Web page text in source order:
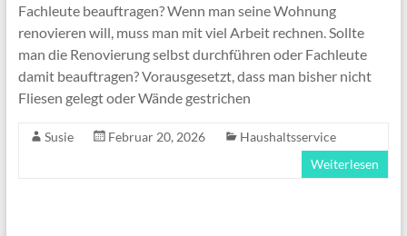
Fachleute beauftragen? Wenn man seine Wohnung
renovieren will, muss man mit viel Arbeit rechnen. Sollte
man die Renovierung selbst durchführen oder Fachleute
damit beauftragen? Vorausgesetzt, dass man bisher nicht
Fliesen gelegt oder Wände gestrichen
Susie Februar 20, 2026
Haushaltsservice
Weiterlesen